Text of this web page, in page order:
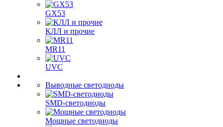
GX53
КЛЛ и прочие
MR11
UVC
Выводные светодиоды
SMD-светодиоды
Мощные светодиоды